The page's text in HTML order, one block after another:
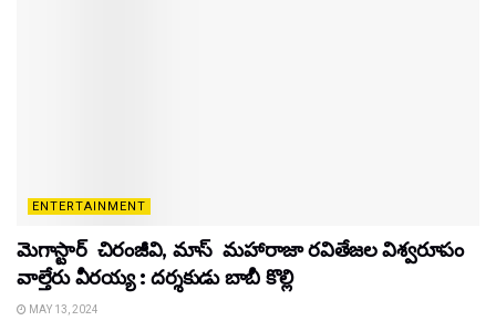
ENTERTAINMENT
మెగాస్టార్ చిరంజీవి, మాస్ మహారాజా రవితేజల విశ్వరూపం
వాల్తేరు వీరయ్య : దర్శకుడు బాబీ కొల్లి
MAY 13, 2024